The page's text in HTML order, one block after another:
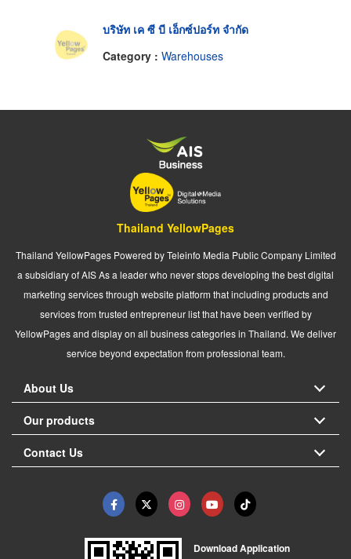
บริษัท เค ซี บี เอ็กซ์ปอร์ท จำกัด
Category : Warehouses
Thailand YellowPages
Thailand YellowPages Powered by Teleinfo Media Public Company Limited
a subsidiary of AIS As a leader who never stops developing the best digital
marketing services through website platform that including products and
services from trusted entrepreneur list that have been verified by
YellowPages and display on all business categories in Thailand. We deliver
service beyond expectation from professional team.
About Us
Our products
Contact Us
Download Application